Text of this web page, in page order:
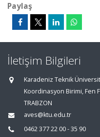
Paylaş
İletişim Bilgileri
Karadeniz Teknik
Koordinasyon Birimi, Fen
TRABZON
aves@ktu.edu.tr
0462 377 22 00 - 35 90